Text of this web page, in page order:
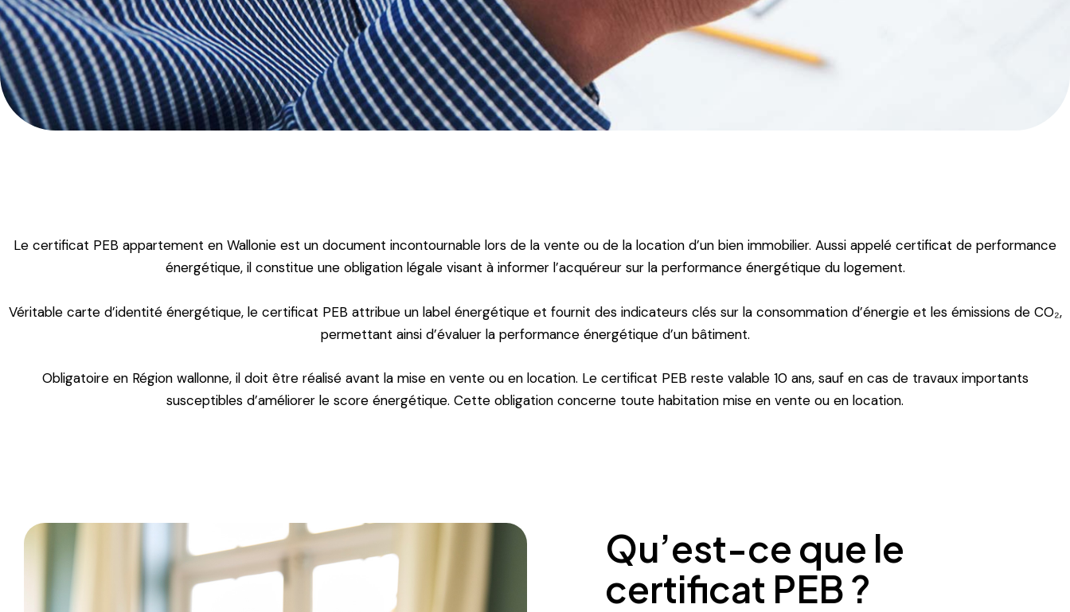
Le certificat PEB appartement en Wallonie est un document incontournable lors de la vente ou de la location d’un bien immobilier. Aussi appelé certificat de performance
énergétique, il constitue une obligation légale visant à informer l’acquéreur sur la performance énergétique du logement.
Véritable carte d’identité énergétique, le certificat PEB attribue un label énergétique et fournit des indicateurs clés sur la consommation d’énergie et les émissions de CO₂,
permettant ainsi d’évaluer la performance énergétique d’un bâtiment.
Obligatoire en Région wallonne, il doit être réalisé avant la mise en vente ou en location. Le certificat PEB reste valable 10 ans, sauf en cas de travaux importants
susceptibles d’améliorer le score énergétique. Cette obligation concerne toute habitation mise en vente ou en location.
Qu’est-ce que le
certificat PEB ?